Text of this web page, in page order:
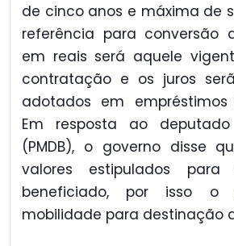
de cinco anos e máxima de
referência para conversão
em reais será aquele
contratação e os juros
adotados em empréstimos
Em resposta ao
(PMDB), o governo disse
valores estipulados
beneficiado, por isso o
mobilidade para destinação